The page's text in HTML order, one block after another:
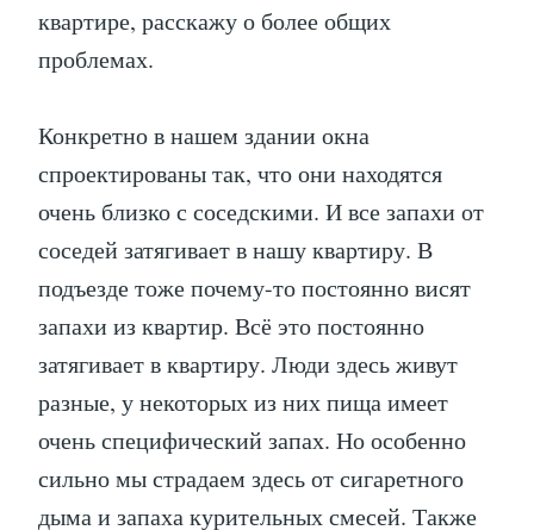
квартире, расскажу о более общих
проблемах.
Конкретно в нашем здании окна
спроектированы так, что они находятся
очень близко с соседскими. И все запахи от
соседей затягивает в нашу квартиру. В
подъезде тоже почему-то постоянно висят
запахи из квартир. Всё это постоянно
затягивает в квартиру. Люди здесь живут
разные, у некоторых из них пища имеет
очень специфический запах. Но особенно
сильно мы страдаем здесь от сигаретного
дыма и запаха курительных смесей. Также